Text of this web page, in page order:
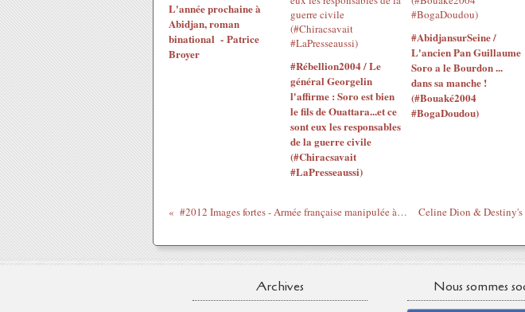
L'année prochaine à
Abidjan, roman
binational - Patrice
Broyer
#Rébellion2004 / Le
général Georgelin
l'affirme : Soro est bien
le fils de Ouattara...et ce
sont eux les responsables
de la guerre civile
(#Chiracsavait
#LaPresseaussi)
#AbidjansurSeine /
L'ancien Pan Guillaume
Soro a le Bourdon ...
dans sa manche !
(#Bouaké2004
#BogaDoudou)
#2012 Images fortes - Armée française manipulée à Bouaké - Signature Charles Onana (feat Mahély Ba) - 9/03/2012
Archives Nous sommes